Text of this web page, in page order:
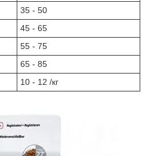
35 - 50
45 - 65
55 - 75
65 - 85
10 - 12 /кг